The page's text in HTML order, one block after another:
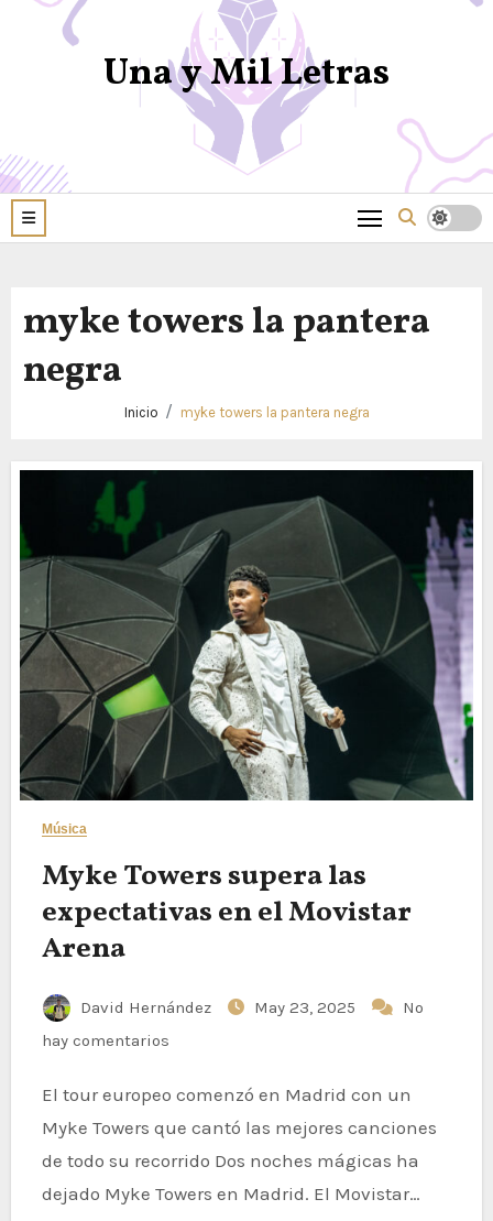
Una y Mil Letras
myke towers la pantera
negra
Inicio myke towers la pantera negra
Música
Myke Towers supera las
expectativas en el Movistar
Arena
David Hernández May 23, 2025
No
hay comentarios
El tour europeo comenzó en Madrid con un
Myke Towers que cantó las mejores canciones
de todo su recorrido Dos noches mágicas ha
dejado Myke Towers en Madrid. El Movistar…